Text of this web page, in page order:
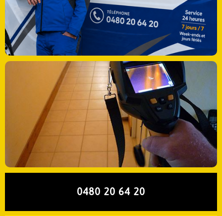
0480 20 64 20